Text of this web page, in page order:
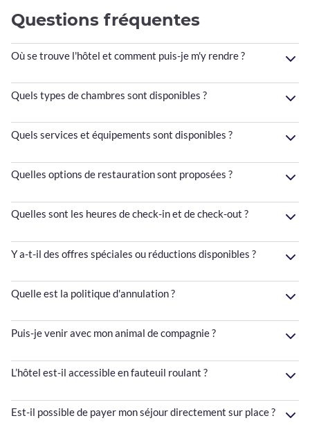
Questions fréquentes
Où se trouve l'hôtel et comment puis-je m'y rendre ?
Quels types de chambres sont disponibles ?
Quels services et équipements sont disponibles ?
Quelles options de restauration sont proposées ?
Quelles sont les heures de check-in et de check-out ?
Y a-t-il des offres spéciales ou réductions disponibles ?
Quelle est la politique d'annulation ?
Puis-je venir avec mon animal de compagnie ?
L’hôtel est-il accessible en fauteuil roulant ?
Est-il possible de payer mon séjour directement sur place ?